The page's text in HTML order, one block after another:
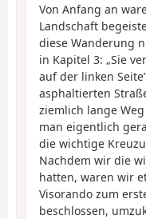
Von Anfang an
Landschaft
diese Wanderung
in Kapitel 3: „Sie
auf der linken
asphaltierten
ziemlich lange
man eigentlich
die wichtige
Nachdem wir die
hatten, waren wir
Visorando zum
beschlossen,